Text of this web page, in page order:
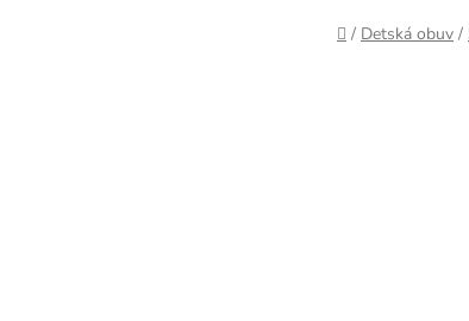
Domov
/ Detská obuv /